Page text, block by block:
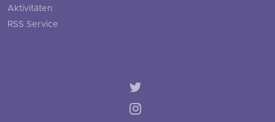
Aktivitäten
RSS Service